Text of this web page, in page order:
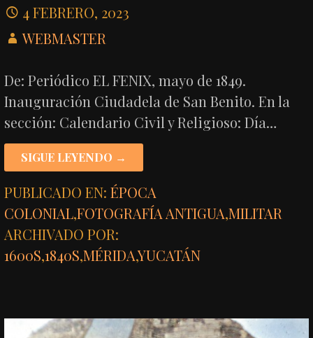
4 FEBRERO, 2023
WEBMASTER
De: Periódico EL FENIX, mayo de 1849.
Inauguración Ciudadela de San Benito. En la
sección: Calendario Civil y Religioso: Día…
SIGUE LEYENDO →
PUBLICADO EN:ÉPOCA
COLONIAL,FOTOGRAFÍA ANTIGUA,MILITAR
ARCHIVADO POR:
1600S,1840S,MÉRIDA,YUCATÁN